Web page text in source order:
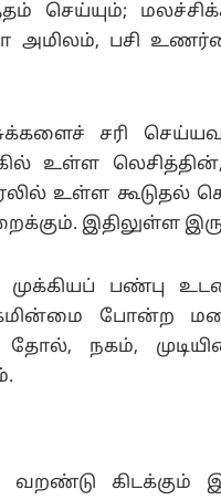
செய்யும்;
பசி
சரி
உள்ள
உள்ள கூடுதல்
இதிலுள்ள
முக்கியப் பண்பு
போன்ற
தோல், நகம்,
வறண்டு கிடக்கும்